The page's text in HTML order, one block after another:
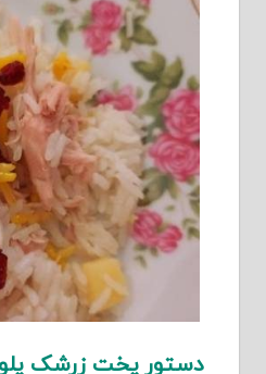
دستور پخت زرشک